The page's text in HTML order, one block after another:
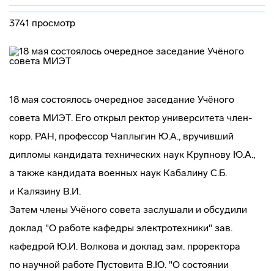
3741 просмотр
18 мая состоялось очередное заседание Учёного
совета МИЭТ. Его открыл ректор университета член-
корр. РАН, профессор Чаплыгин Ю.А., вручивший
дипломы кандидата технических наук Крупнову Ю.А.,
а также кандидата военных наук Кабалину С.Б.
и Калязину В.И.
Затем члены Учёного совета заслушали и обсудили
доклад "О работе кафедры электротехники" зав.
кафедрой Ю.И. Волкова и доклад зам. проректора
по научной работе Пустовита В.Ю. "О состоянии